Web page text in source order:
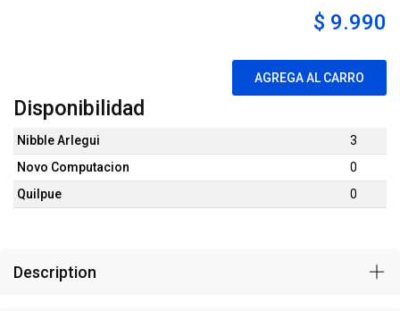
$ 9.990
AGREGA AL CARRO
Disponibilidad
Nibble Arlegui
3
Novo Computacion
0
Quilpue
0
Description